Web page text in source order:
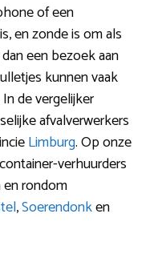
of een
en zonde is om als
een bezoek aan
kunnen vaak
de vergelijker
afvalverwerkers
Limburg. Op onze
verhuurders
en rondom
,Soerendonken